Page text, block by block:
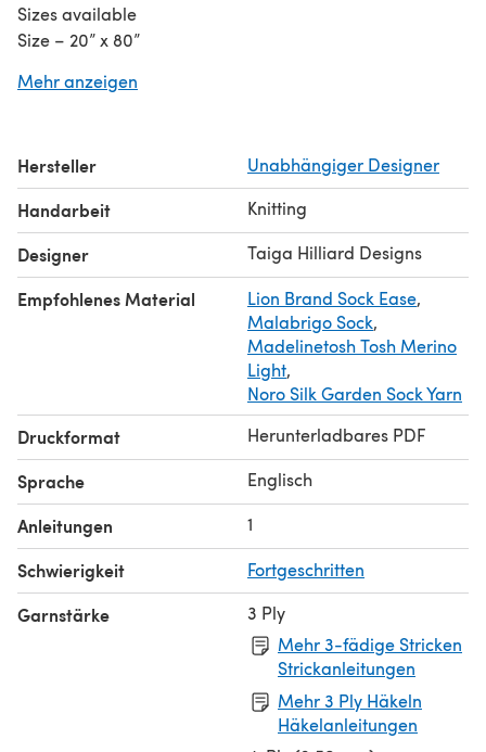
Sizes available
Size – 20” x 80”
Written for fingering yarn, but easily adjustable to any
Simple enough for a beginner, fun enough for an
advanced knitter.
Mehr anzeigen
Hersteller Unabhängiger Designer
Handarbeit Knitting
Designer Taiga Hilliard Designs
Empfohlenes Material Lion Brand Sock Ease,
Malabrigo Sock,
Madelinetosh Tosh Merino
Light,
Noro Silk Garden Sock Yarn
Druckformat Herunterladbares PDF
Sprache Englisch
Anleitungen 1
Schwierigkeit Fortgeschritten
Garnstärke
3 Ply
Mehr 3-fädige Stricken
Strickanleitungen
Mehr 3 Ply Häkeln
Häkelanleitungen